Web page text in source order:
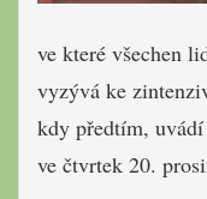
ve které všechen
vyzývá ke
kdy předtím,
ve čtvrtek 20.